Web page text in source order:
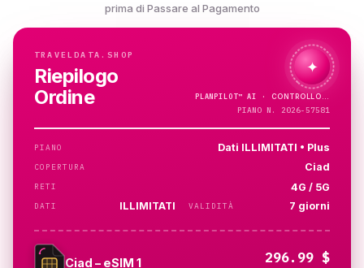
prima di Passare al Pagamento
TRAVELDATA.SHOP
Riepilogo
Ordine
✦
PLANPILOT™AI · CONTROLLO…
PIANO N. 2026-57581
PIANO Dati ILLIMITATI • Plus
COPERTURA Ciad
RETI 4G / 5G
DATI ILLIMITATI VALIDITÀ 7 giorni
Ciad – eSIM 1 296.99 $